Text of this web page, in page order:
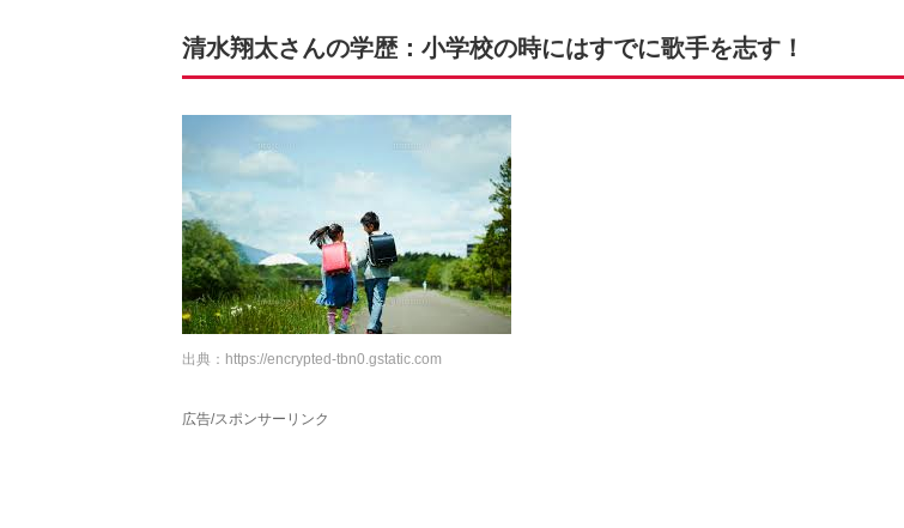
清水翔太さんの学歴：小学校の時にはすでに歌手を志す！
出典： https://encrypted-tbn0.gstatic.com
広告/スポンサーリンク